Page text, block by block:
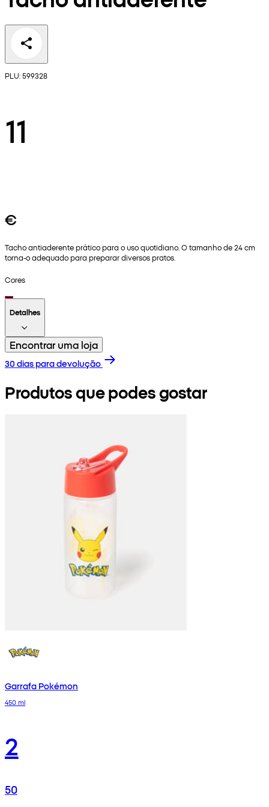
PLU: 599328
11
€
Tacho antiaderente prático para o uso quotidiano. O tamanho de 24 cm
torna-o adequado para preparar diversos pratos.
Cores
Detalhes
Encontrar uma loja
30 dias para devolução
Produtos que podes gostar
Garrafa Pokémon
450 ml
2
50